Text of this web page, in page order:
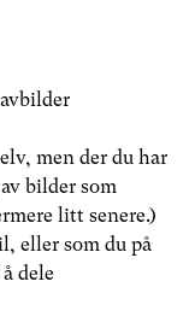
men der du har
bilder som
litt senere.)
eller som du på
dele